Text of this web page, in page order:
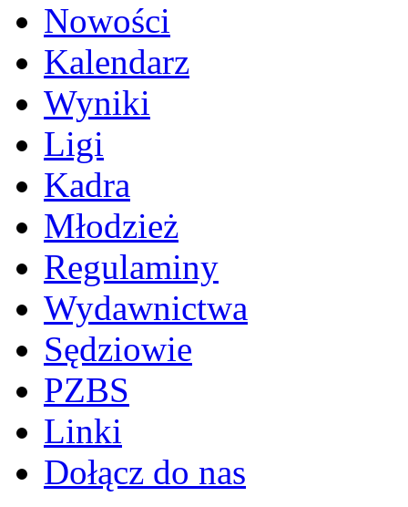
Nowości
Kalendarz
Wyniki
Ligi
Kadra
Młodzież
Regulaminy
Wydawnictwa
Sędziowie
PZBS
Linki
Dołącz do nas